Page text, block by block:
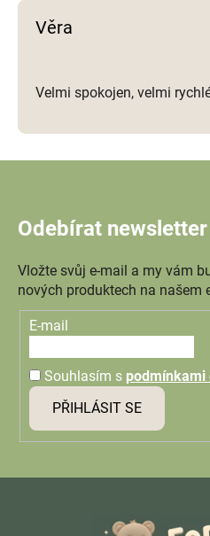
Věra
Velmi spokojen, velmi
Odebírat newsletter
Vložte svůj e-mail a my vám
nových produktech na našem
E-mail
Souhlasím s podmínkami
PŘIHLÁSIT SE